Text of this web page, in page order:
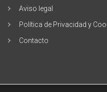
Aviso legal
Política de Privacidad y
Contacto